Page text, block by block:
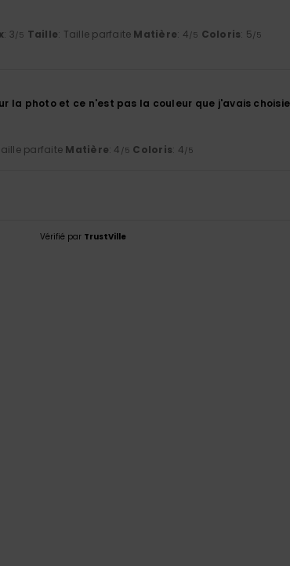
: 3/5 Taille: Taille parfaite Matière: 4/5 Coloris: 5/5
la photo et ce n'est pas la couleur que j'avais
parfaite Matière: 4 /5 Coloris: 4/5
Vérifié par TrustVille